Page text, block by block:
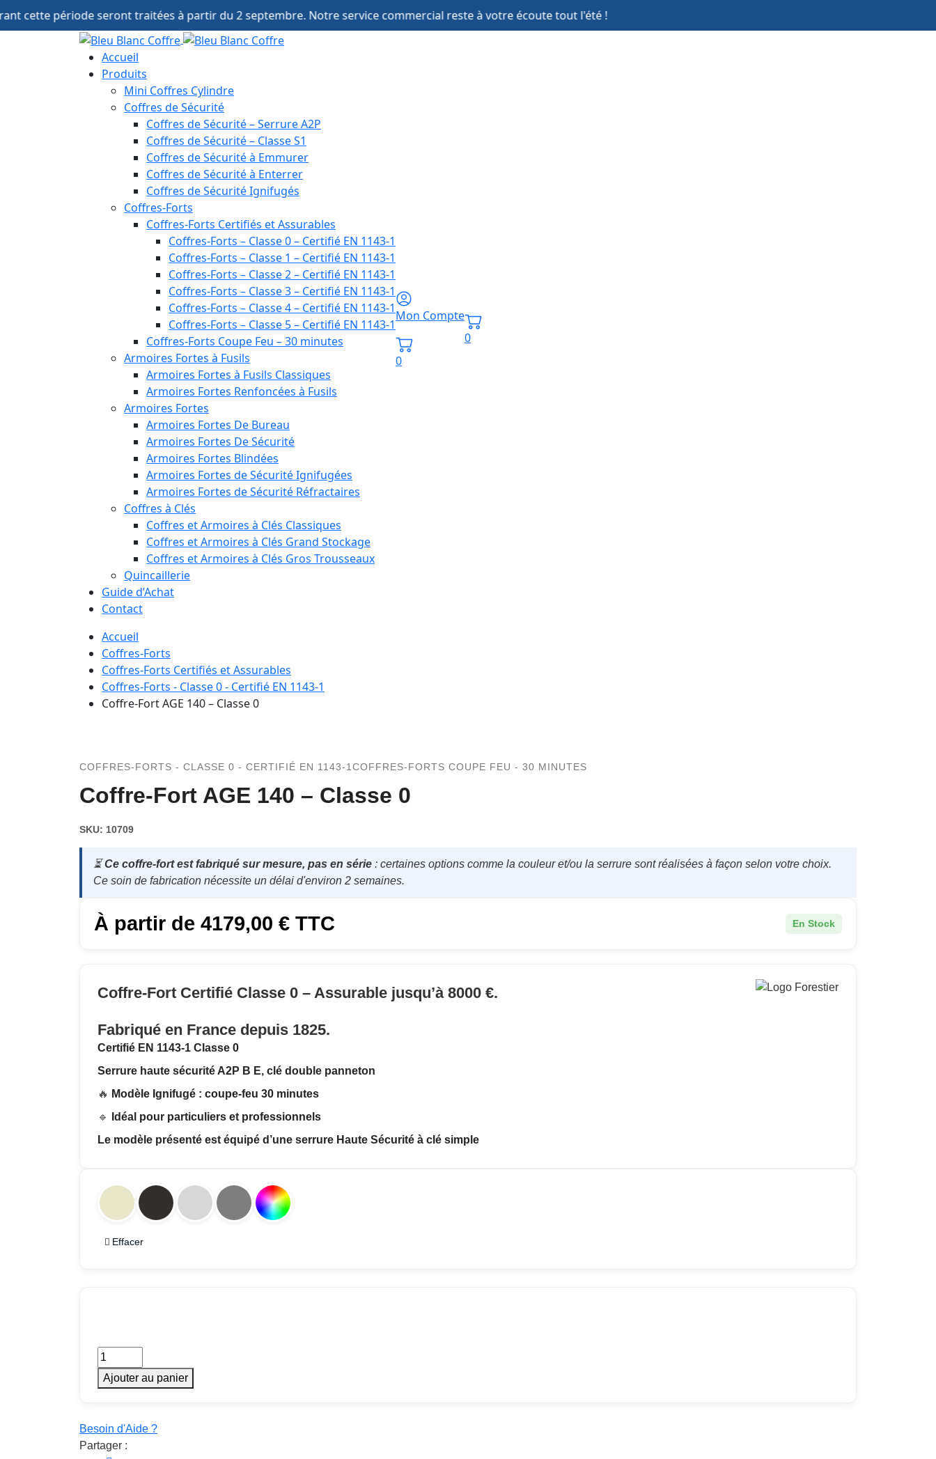
seront traitées à partir du 2 septembre. Notre service commercial reste à votre écoute tout l'été !
Accueil
Produits
Mini Coffres Cylindre
Coffres de Sécurité
Coffres de Sécurité – Serrure A2P
Coffres de Sécurité – Classe S1
Coffres de Sécurité à Emmurer
Coffres de Sécurité à Enterrer
Coffres de Sécurité Ignifugés
Coffres-Forts
Coffres-Forts Certifiés et Assurables
Coffres-Forts – Classe 0 – Certifié EN 1143-1
Coffres-Forts – Classe 1 – Certifié EN 1143-1
Coffres-Forts – Classe 2 – Certifié EN 1143-1
Coffres-Forts – Classe 3 – Certifié EN 1143-1
Coffres-Forts – Classe 4 – Certifié EN 1143-1
Coffres-Forts – Classe 5 – Certifié EN 1143-1
Coffres-Forts Coupe Feu – 30 minutes
Armoires Fortes à Fusils
Armoires Fortes à Fusils Classiques
Armoires Fortes Renfoncées à Fusils
Armoires Fortes
Armoires Fortes De Bureau
Armoires Fortes De Sécurité
Armoires Fortes Blindées
Armoires Fortes de Sécurité Ignifugées
Armoires Fortes de Sécurité Réfractaires
Coffres à Clés
Coffres et Armoires à Clés Classiques
Coffres et Armoires à Clés Grand Stockage
Coffres et Armoires à Clés Gros Trousseaux
Quincaillerie
Guide d’Achat
Contact
Mon Compte
0
0
Accueil
Coffres-Forts
Coffres-Forts Certifiés et Assurables
Coffres-Forts - Classe 0 - Certifié EN 1143-1
Coffre-Fort AGE 140 – Classe 0
COFFRES-FORTS - CLASSE 0 - CERTIFIÉ EN 1143-1 COFFRES-FORTS COUPE FEU - 30 MINUTES
Coffre-Fort AGE 140 – Classe 0
SKU: 10709
⏳Ce coffre-fort est fabriqué sur mesure, pas en série : certaines options comme la couleur et/ou la serrure sont réalisées à façon selon votre choix.
Ce soin de fabrication nécessite un délai d'environ 2 semaines.
À partir de 4179,00 € TTC En Stock
Coffre-Fort Certifié Classe 0 – Assurable jusqu’à 8000 €.
Fabriqué en France depuis 1825.
Certifié EN 1143-1 Classe 0
Serrure haute sécurité A2P B E, clé double panneton
🔥 Modèle Ignifugé : coupe-feu 30 minutes
🔹
Idéal pour particuliers et professionnels
Le modèle présenté est équipé d’une serrure Haute Sécurité à clé simple
Effacer
Coffre-
Fort
AGE
Classe
Ajouter au panier
Besoin d'Aide ?
Partager :
Panneau de gestion des cookies